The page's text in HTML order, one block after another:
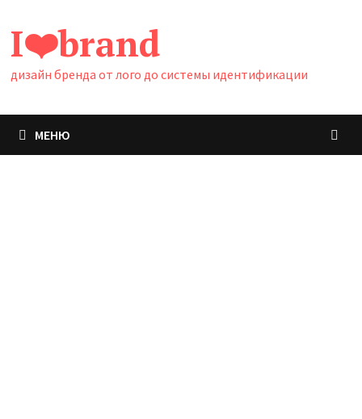
содержимому
I❤️brand
дизайн бренда от лого до системы идентификации
МЕНЮ